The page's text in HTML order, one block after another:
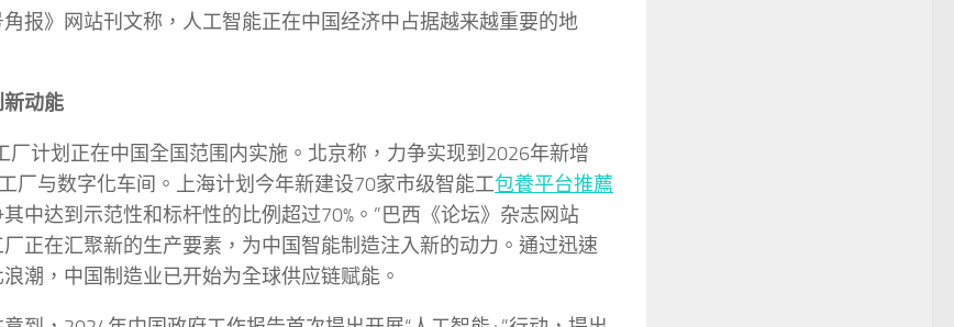
角报》网站刊文称，人工智能正在中国经济中占据越来越重要的地
动能
厂计划正在中国全国范围内实施。北京称，力争实现到2026年新增
厂与数字化车间。上海计划今年新建设70家市级智能工包養平台推薦
中达到示范性和标杆性的比例超过70%。”巴西《论坛》杂志网站
正在汇聚新的生产要素，为中国智能制造注入新的动力。通过迅速
潮，中国制造业已开始为全球供应链赋能。